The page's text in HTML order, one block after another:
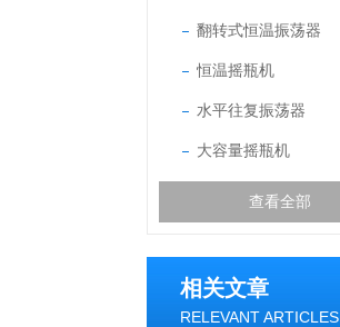
翻转式恒温振荡器
恒温摇瓶机
水平往复振荡器
大容量摇瓶机
查看全部
相关文章
RELEVANT ARTICLES